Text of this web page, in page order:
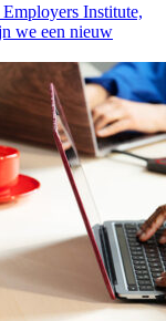
Institute,
we een nieuw